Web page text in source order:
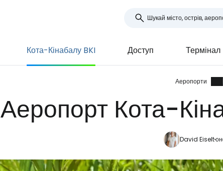
Кота-Кінабалу BKI Доступ Термінал
Аеропорти
Аеропорт Кота-
David Eiselt